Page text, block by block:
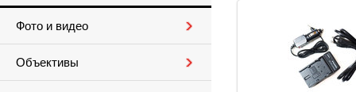
Фото и видео
Объективы